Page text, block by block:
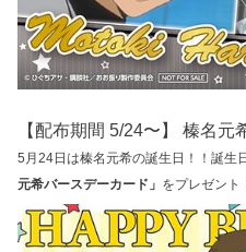
【配布期間 5/24〜】 榛名元
5月24日は榛名元希の誕生日！！誕生
元希バースデーカード」 をプレゼント